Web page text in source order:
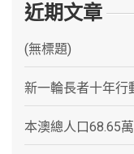
近期文章
(無標題)
新一輪長者十年行
本澳總人口68.65